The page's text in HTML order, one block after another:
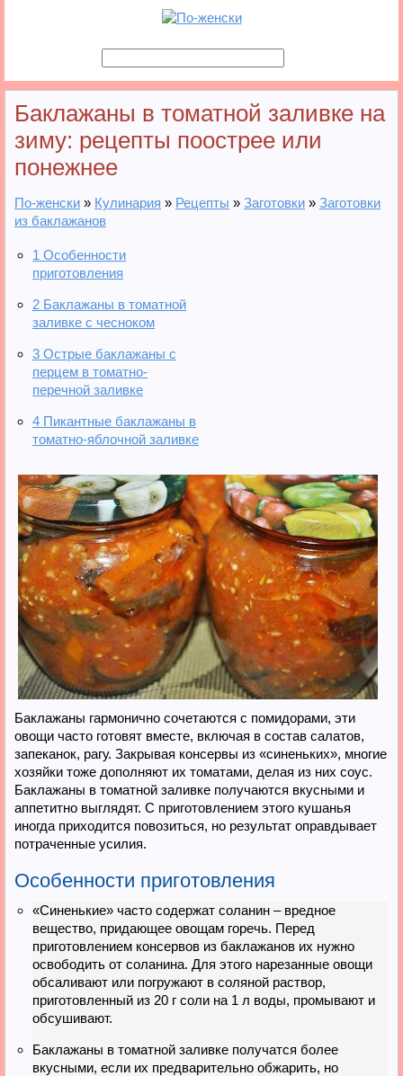
Баклажаны в томатной заливке на
зиму: рецепты поострее или
понежнее
По-женски » Кулинария » Рецепты » Заготовки » Заготовки
из баклажанов
1 Особенности
приготовления
2 Баклажаны в томатной
заливке с чесноком
3 Острые баклажаны с
перцем в томатно-
перечной заливке
4 Пикантные баклажаны в
томатно-яблочной заливке
Баклажаны гармонично сочетаются с помидорами, эти
овощи часто готовят вместе, включая в состав салатов,
запеканок, рагу. Закрывая консервы из «синеньких», многие
хозяйки тоже дополняют их томатами, делая из них соус.
Баклажаны в томатной заливке получаются вкусными и
аппетитно выглядят. С приготовлением этого кушанья
иногда приходится повозиться, но результат оправдывает
потраченные усилия.
Особенности приготовления
«Синенькие» часто содержат соланин – вредное
вещество, придающее овощам горечь. Перед
приготовлением консервов из баклажанов их нужно
освободить от соланина. Для этого нарезанные овощи
обсаливают или погружают в соляной раствор,
приготовленный из 20 г соли на 1 л воды, промывают и
обсушивают.
Баклажаны в томатной заливке получатся более
вкусными, если их предварительно обжарить, но